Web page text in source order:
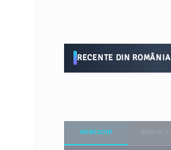
RECENTE DIN ROMÂNIA
HOROSCOP